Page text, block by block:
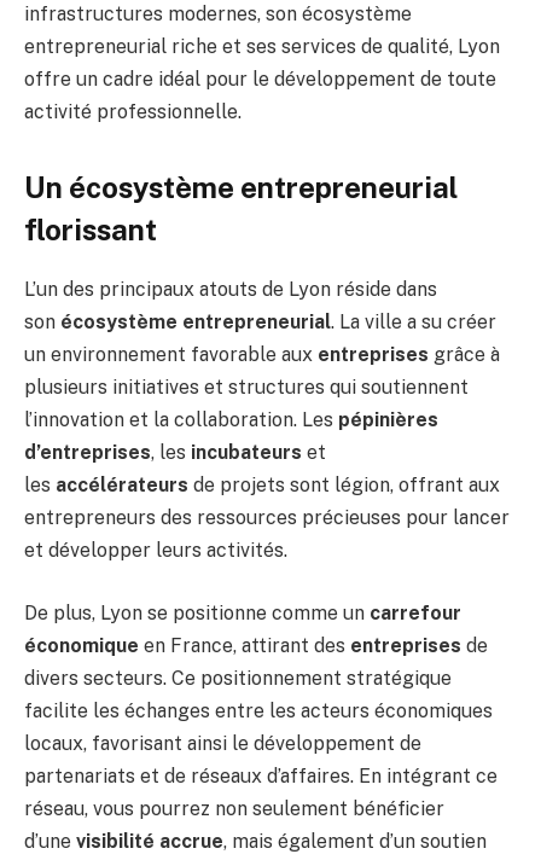
infrastructures modernes, son écosystème
entrepreneurial riche et ses services de qualité, Lyon
offre un cadre idéal pour le développement de toute
activité professionnelle.
Un écosystème entrepreneurial
florissant
L’un des principaux atouts de Lyon réside dans
son écosystème entrepreneurial. La ville a su créer
un environnement favorable aux entreprises grâce à
plusieurs initiatives et structures qui soutiennent
l’innovation et la collaboration. Les pépinières
d’entreprises, les incubateurs et
les accélérateurs de projets sont légion, offrant aux
entrepreneurs des ressources précieuses pour lancer
et développer leurs activités.
De plus, Lyon se positionne comme un carrefour
économique en France, attirant des entreprises de
divers secteurs. Ce positionnement stratégique
facilite les échanges entre les acteurs économiques
locaux, favorisant ainsi le développement de
partenariats et de réseaux d’affaires. En intégrant ce
réseau, vous pourrez non seulement bénéficier
d’une visibilité accrue, mais également d’un soutien